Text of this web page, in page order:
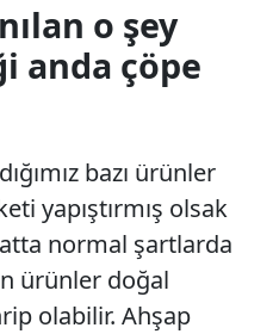
o şey
anda çöpe
bazı ürünler
yapıştırmış olsak
normal şartlarda
ürünler doğal
olabilir. Ahşap